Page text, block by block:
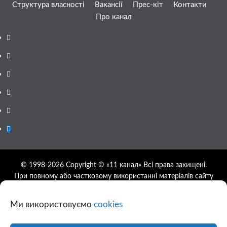
Ми використовуємо cookies
Структура власності
Вакансії Прес-кіт
Контакти
Про канал
Facebook
YouTube
Telegram
Instagram
Twitter
Google
© 1998-2026 Copyright © «11 канал» Всі права захищені.
При повному або частковому використанні матеріалів сайту
абзацу.